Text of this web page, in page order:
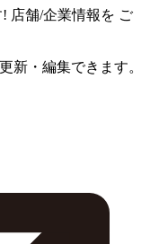
! 店舗/企業情報を ご
新・編集できます。